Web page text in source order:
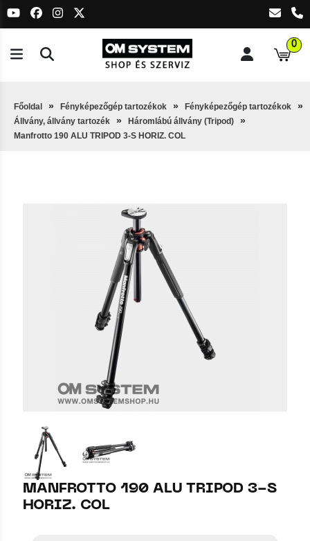
0
Főoldal Fényképezőgép tartozékok
Fényképezőgép tartozékok
Állvány, állvány tartozék
Háromlábú állvány (Tripod)
Manfrotto 190 ALU TRIPOD 3-S HORIZ. COL
MANFROTTO 190 ALU TRIPOD 3-S
HORIZ. COL